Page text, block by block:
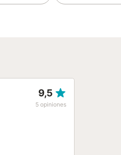
9,5
5 opiniones